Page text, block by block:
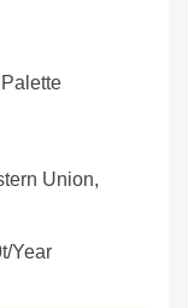
Union,
year